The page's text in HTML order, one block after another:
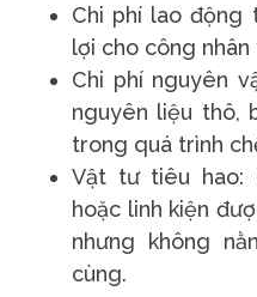
Chi phí lao động
lợi cho công
Chi phí nguyên
nguyên liệu thô,
trong quá trình
Vật tư tiêu hao:
hoặc linh kiện
nhưng không
cùng.